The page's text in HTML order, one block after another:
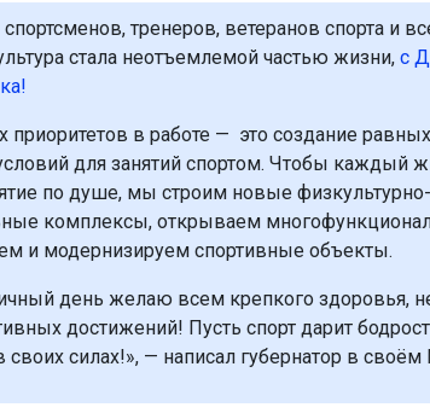
тренеров, ветеранов спорта и
стала неотъемлемой частью жизни, с
приоритетов в работе — это создание
для занятий спортом. Чтобы каждый
по душе, мы строим новые физкультурно-
комплексы, открываем
и модернизируем спортивные объекты.
день желаю всем крепкого здоровья,
достижений! Пусть спорт дарит
своих силах!», — написал губернатор в